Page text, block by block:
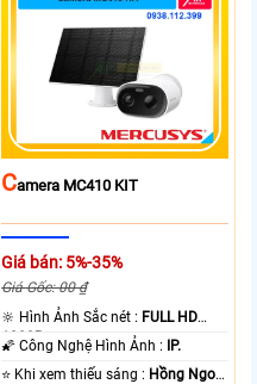
CAmera MC410 KIT
Giá bán: 5%-35%
Giá Gốc: 00 ₫
🔆 Hình Ảnh Sắc nét : FULL HD
1080P .
🌠 Công Nghệ Hình Ảnh :
IP.
⭐ Khi xem thiếu sáng : Hồng Ngoại